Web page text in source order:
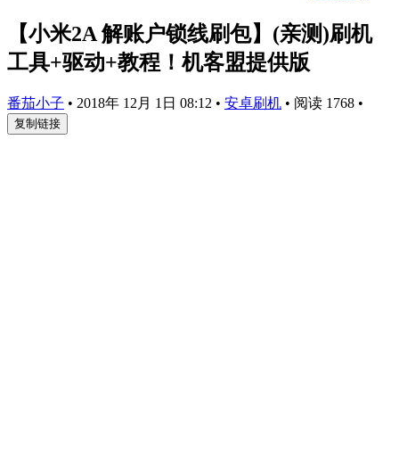
【小米2A 解账户锁线刷包】(亲测)刷机
工具+驱动+教程！机客盟提供版
番茄小子 • 2018年 12月 1日 08:12 • 安卓刷机 • 阅读 1768 •
复制链接